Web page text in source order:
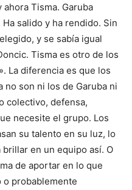
ahora Tisma. Garuba
salido y ha rendido. Sin
y se sabía igual
Tisma es otro de los
La diferencia es que los
no son ni los de Garuba ni
colectivo, defensa,
necesite el grupo. Los
su talento en su luz, lo
en un equipo así. O
de aportar en lo que
o probablemente